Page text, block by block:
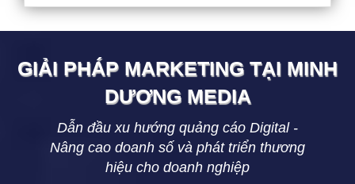
GIẢI PHÁP MARKETING TẠI MINH
DƯƠNGMEDIA
Dẫn đầu xu hướng quảng cáo Digital -
Nâng cao doanh số và phát triển thương
hiệu cho doanh nghiệp